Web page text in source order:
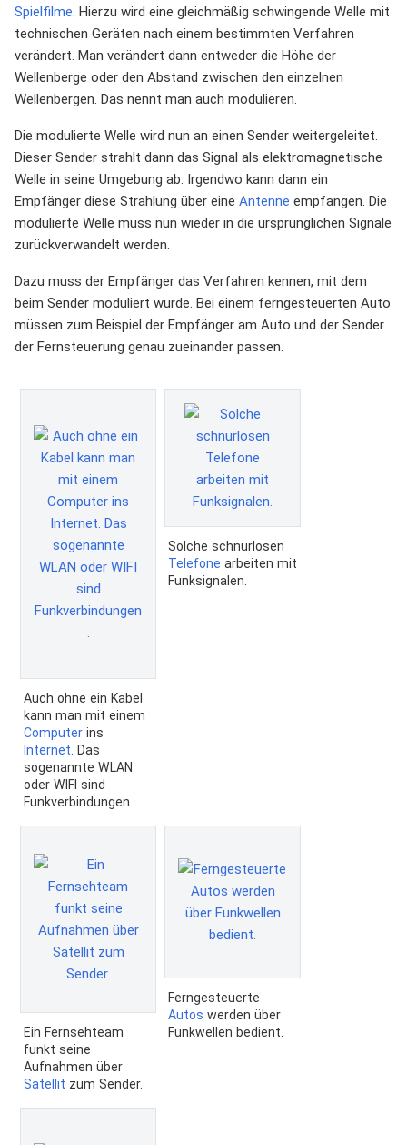
Spielfilme. Hierzu wird eine gleichmäßig schwingende Welle mit
technischen Geräten nach einem bestimmten Verfahren
verändert. Man verändert dann entweder die Höhe der
Wellenberge oder den Abstand zwischen den einzelnen
Wellenbergen. Das nennt man auch modulieren.
Die modulierte Welle wird nun an einen Sender weitergeleitet.
Dieser Sender strahlt dann das Signal als elektromagnetische
Welle in seine Umgebung ab. Irgendwo kann dann ein
Empfänger diese Strahlung über eine Antenne empfangen. Die
modulierte Welle muss nun wieder in die ursprünglichen Signale
zurückverwandelt werden.
Dazu muss der Empfänger das Verfahren kennen, mit dem
beim Sender moduliert wurde. Bei einem ferngesteuerten Auto
müssen zum Beispiel der Empfänger am Auto und der Sender
der Fernsteuerung genau zueinander passen.
Auch ohne ein Kabel
kann man mit einem
Computer ins
Internet . Das
sogenannte WLAN
oder WIFI sind
Funkverbindungen.
Solche schnurlosen
Telefone arbeiten mit
Funksignalen.
Ein Fernsehteam
funkt seine
Aufnahmen über
Satellit zum Sender.
Ferngesteuerte
Autos werden über
Funkwellen bedient.